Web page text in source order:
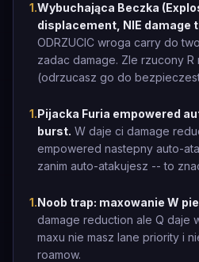
1.Wybuchająca Beczka
displacement, NIE damage
ODRZUCIC wroga carry do
zadac damage. Zle rzucony
(odrzucasz go do
1.Pijacka Furia empowered
burst. W daje ci damage
empowered nastepny auto-
zanim auto-atakujesz -- to
1.Noob trap: maxowanie W
damage reduction ale Q daje
maxu nie masz lane priority i
roamow.